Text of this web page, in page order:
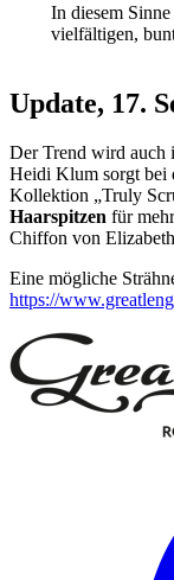
In diesem
vielfältigen,
Update, 17.
Der Trend wird auch
Heidi Klum sorgt bei
Kollektion „Truly
Haarspitzen für
Chiffon von Elizabeth
Eine mögliche
https://